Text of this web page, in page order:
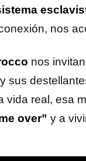
nos
nos
sus
vida real, esa
over” y a